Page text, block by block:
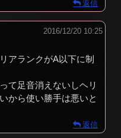
返信
2016/12/20 10:25
アランクがA以下に制
て足音消えないしヘリ
から使い勝手は悪いと
返信